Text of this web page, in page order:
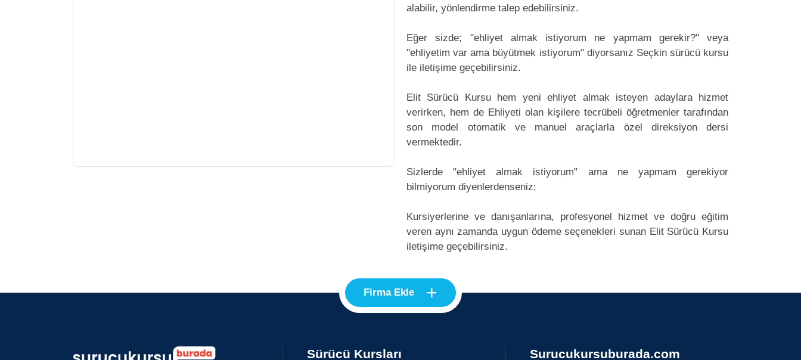
alabilir, yönlendirme talep edebilirsiniz.
Eğer sizde; "ehliyet almak istiyorum ne yapmam gerekir?" veya
"ehliyetim var ama büyütmek istiyorum" diyorsanız Seçkin sürücü kursu
ile iletişime geçebilirsiniz.
Elit Sürücü Kursu hem yeni ehliyet almak isteyen adaylara hizmet
verirken, hem de Ehliyeti olan kişilere tecrübeli öğretmenler tarafından
son model otomatik ve manuel araçlarla özel direksiyon dersi
vermektedir.
Sizlerde "ehliyet almak istiyorum" ama ne yapmam gerekiyor
bilmiyorum diyenlerdenseniz;
Kursiyerlerine ve danışanlarına, profesyonel hizmet ve doğru eğitim
veren aynı zamanda uygun ödeme seçenekleri sunan Elit Sürücü Kursu
iletişime geçebilirsiniz.
Firma Ekle +
Sürücü Kursları Surucukursuburada.com